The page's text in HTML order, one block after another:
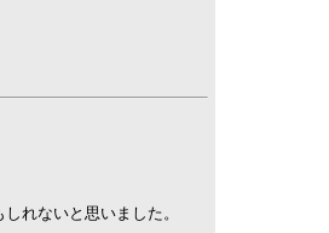
れないと思いました。